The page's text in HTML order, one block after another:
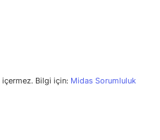
içermez. Bilgi için: Midas Sorumluluk